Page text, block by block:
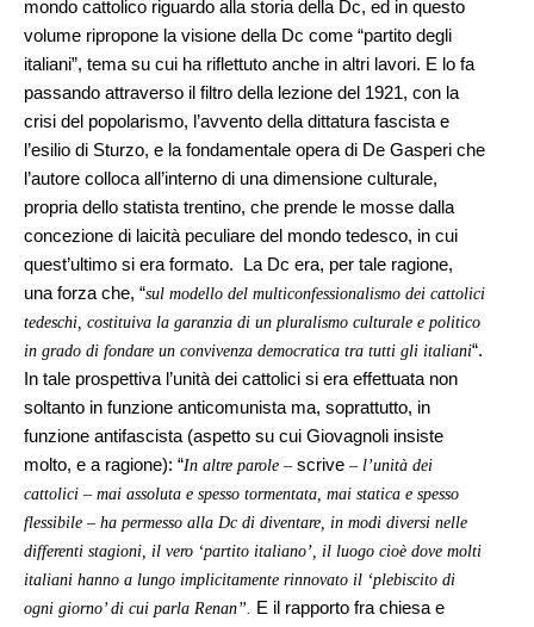
mondo cattolico riguardo alla storia della Dc, ed in questo
volume ripropone la visione della Dc come “partito degli
italiani”, tema su cui ha riflettuto anche in altri lavori. E lo fa
passando attraverso il filtro della lezione del 1921, con la
crisi del popolarismo, l’avvento della dittatura fascista e
l’esilio di Sturzo, e la fondamentale opera di De Gasperi che
l’autore colloca all’interno di una dimensione culturale,
propria dello statista trentino, che prende le mosse dalla
concezione di laicità peculiare del mondo tedesco, in cui
quest’ultimo si era formato. La Dc era, per tale ragione,
una forza che, “sul modello del multiconfessionalismo dei cattolici
tedeschi, costituiva la garanzia di un pluralismo culturale e politico
in grado di fondare un convivenza democratica tra tutti gli italiani“.
In tale prospettiva l’unità dei cattolici si era effettuata non
soltanto in funzione anticomunista ma, soprattutto, in
funzione antifascista (aspetto su cui Giovagnoli insiste
molto, e a ragione): “In altre parole – scrive – l’unità dei
cattolici – mai assoluta e spesso tormentata, mai statica e spesso
flessibile – ha permesso alla Dc di diventare, in modi diversi nelle
differenti stagioni, il vero ‘partito italiano’, il luogo cioè dove molti
italiani hanno a lungo implicitamente rinnovato il ‘plebiscito di
ogni giorno’ di cui parla Renan”.
E il rapporto fra chiesa e